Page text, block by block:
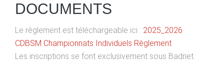
DOCUMENTS
Le règlement est téléchargeable ici : 2025_2026
CDBSM Championnats Individuels Règlement
Les inscriptions se font exclusivement sous Badnet.